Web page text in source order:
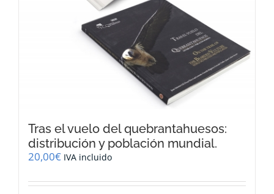
Tras el vuelo del quebrantahuesos:
distribución y población mundial.
20,00€ IVA incluido